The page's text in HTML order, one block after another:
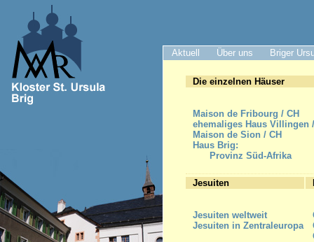
Aktuell Über uns Briger
Die einzelnen Häuser
Maison de Fribourg / CH
ehemaliges Haus Villingen
Maison de Sion / CH
Haus Brig:
Provinz Süd-Afrika
Jesuiten
Jesuiten weltweit
Jesuiten in Zentraleuropa